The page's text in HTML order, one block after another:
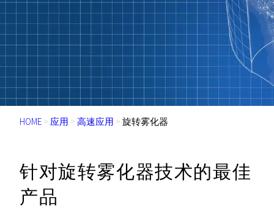
HOME > 应用 > 高速应用 > 旋转雾化器
针对旋转雾化器技术的最佳
产品